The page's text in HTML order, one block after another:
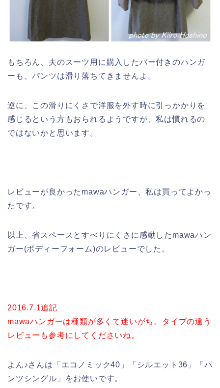
もちろん、夫のスーツ用に購入したバー付きのハンガ
ーも、パンツは滑り落ちてきませんよ。
逆に、この滑りにくさで洋服を外す時に引っかかりを
感じるという方もおられるようですが、私は慣れるの
ではないかと思います。
レビューが良かったmawaハンガー、私は買ってよかっ
たです。
以上、省スペースとすべりにくさに感動したmawaハン
ガー(ボディーフォーム)のレビューでした。
2016.7.1追記
mawaハンガーは種類が多くて迷いがち。タイプの違う
レビューも参考にしてくださいね。
よん♪さんは「エコノミック40」「シルエット36」「パ
ンツシングル」をお使いです。